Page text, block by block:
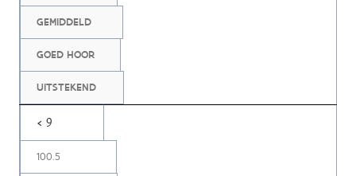
GEMIDDELD
GOED HOOR
UITSTEKEND
< 9
100.5